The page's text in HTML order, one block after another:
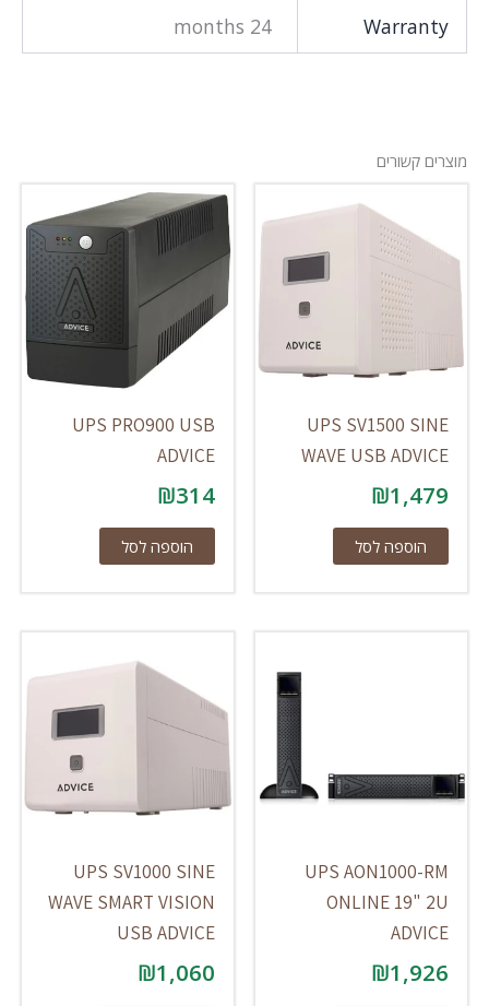
Warranty
24 months
מוצרים קשורים
UPS SV1500 SINE
WAVE USB ADVICE
₪1,479
הוספה לסל
UPS PRO900 USB
ADVICE
₪314
הוספה לסל
UPS AON1000-RM
ONLINE 19" 2U
ADVICE
₪1,926
UPS SV1000 SINE
WAVE SMART VISION
USB ADVICE
₪1,060